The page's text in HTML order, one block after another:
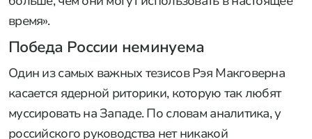
время».
Победа России неминуема
Один из самых важных тезисов Рэя Макговерна
касается ядерной риторики, которую так любят
муссировать на Западе. По словам аналитика, у
российского руководства нет никакой